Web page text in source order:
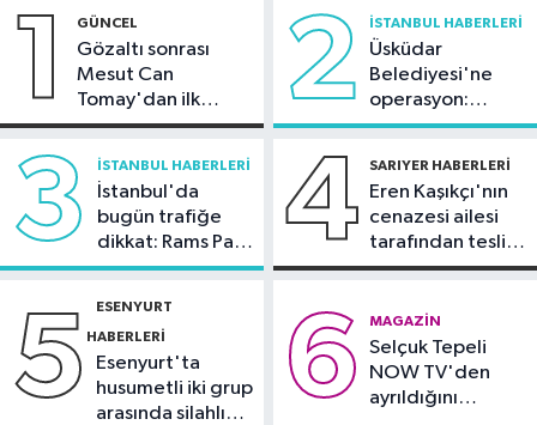
Bölge hedeflerine ulaşma yolunda
kaydedilen ilerlemeler ele alındı'
Arnavutköy Haberleri
19:15 Uludağ'da orman yangını
mücadelenin startı verildi
1 GÜNCEL
Gözaltı sonrası
Mesut Can
Tomay'dan ilk
açıklama
2 İSTANBUL HABERLERI
Üsküdar
Belediyesi'ne
operasyon:
Sinem Dedetaş'a
3 İSTANBUL HABERLERI
İstanbul'da
bugün trafiğe
dikkat: Rams Park
çevresinde bazı
4 SARIYER HABERLERI
Eren Kaşıkçı'nın
cenazesi ailesi
tarafından teslim
alındı
5 ESENYURT
HABERLERI
Esenyurt'ta
husumetli iki grup
arasında silahlı
6 MAGAZIN
Selçuk Tepeli
NOW TV'den
ayrıldığını